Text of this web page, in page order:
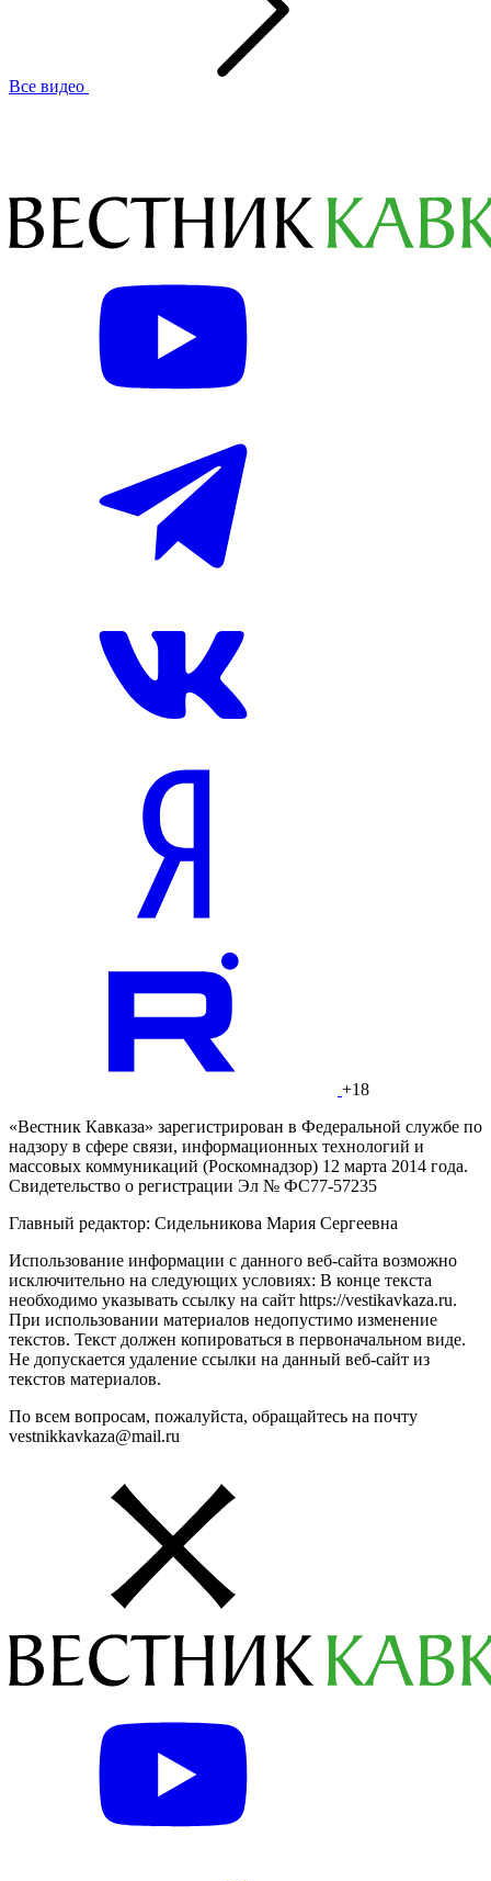
Все видео
+18
«Вестник Кавказа» зарегистрирован в Федеральной службе по
надзору в сфере связи, информационных технологий и
массовых коммуникаций (Роскомнадзор) 12 марта 2014 года.
Свидетельство о регистрации Эл № ФС77-57235
Главный редактор: Сидельникова Мария Сергеевна
Использование информации с данного веб-сайта возможно
исключительно на следующих условиях: В конце текста
необходимо указывать ссылку на сайт https://vestikavkaza.ru.
При использовании материалов недопустимо изменение
текстов. Текст должен копироваться в первоначальном виде.
Не допускается удаление ссылки на данный веб-сайт из
текстов материалов.
По всем вопросам, пожалуйста, обращайтесь на почту
vestnikkavkaza@mail.ru